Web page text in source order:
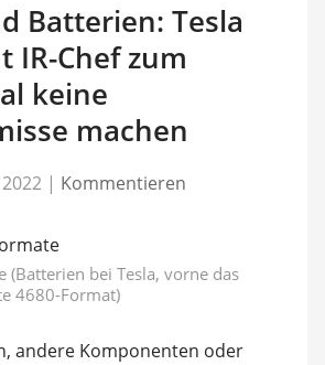
Batterien: Tesla
IR-Chef zum
keine
machen
| Kommentieren
(Batterien bei Tesla, vorne das
4680-Format)
andere Komponenten oder